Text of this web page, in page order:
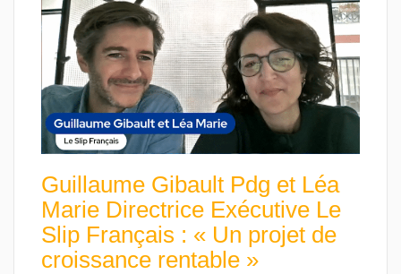
Guillaume Gibault Pdg et Léa
Marie Directrice Exécutive Le
Slip Français : « Un projet de
croissance rentable »